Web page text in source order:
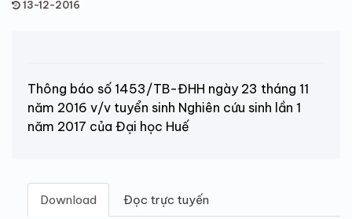
13-12-2016
Thông báo số 1453/TB-ĐHH ngày 23 tháng 11
năm 2016 v/v tuyển sinh Nghiên cứu sinh lần 1
năm 2017 của Đại học Huế
Download Đọc trực tuyến